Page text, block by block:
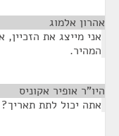
אהרון אלמוג
אני מייצג את
המהיר.
היו"ר אופיר אקוניס
אתה יכול לתת תאריך?